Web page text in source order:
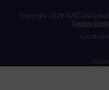
Copyright 2026 RUSCONA
Cookie-
Created